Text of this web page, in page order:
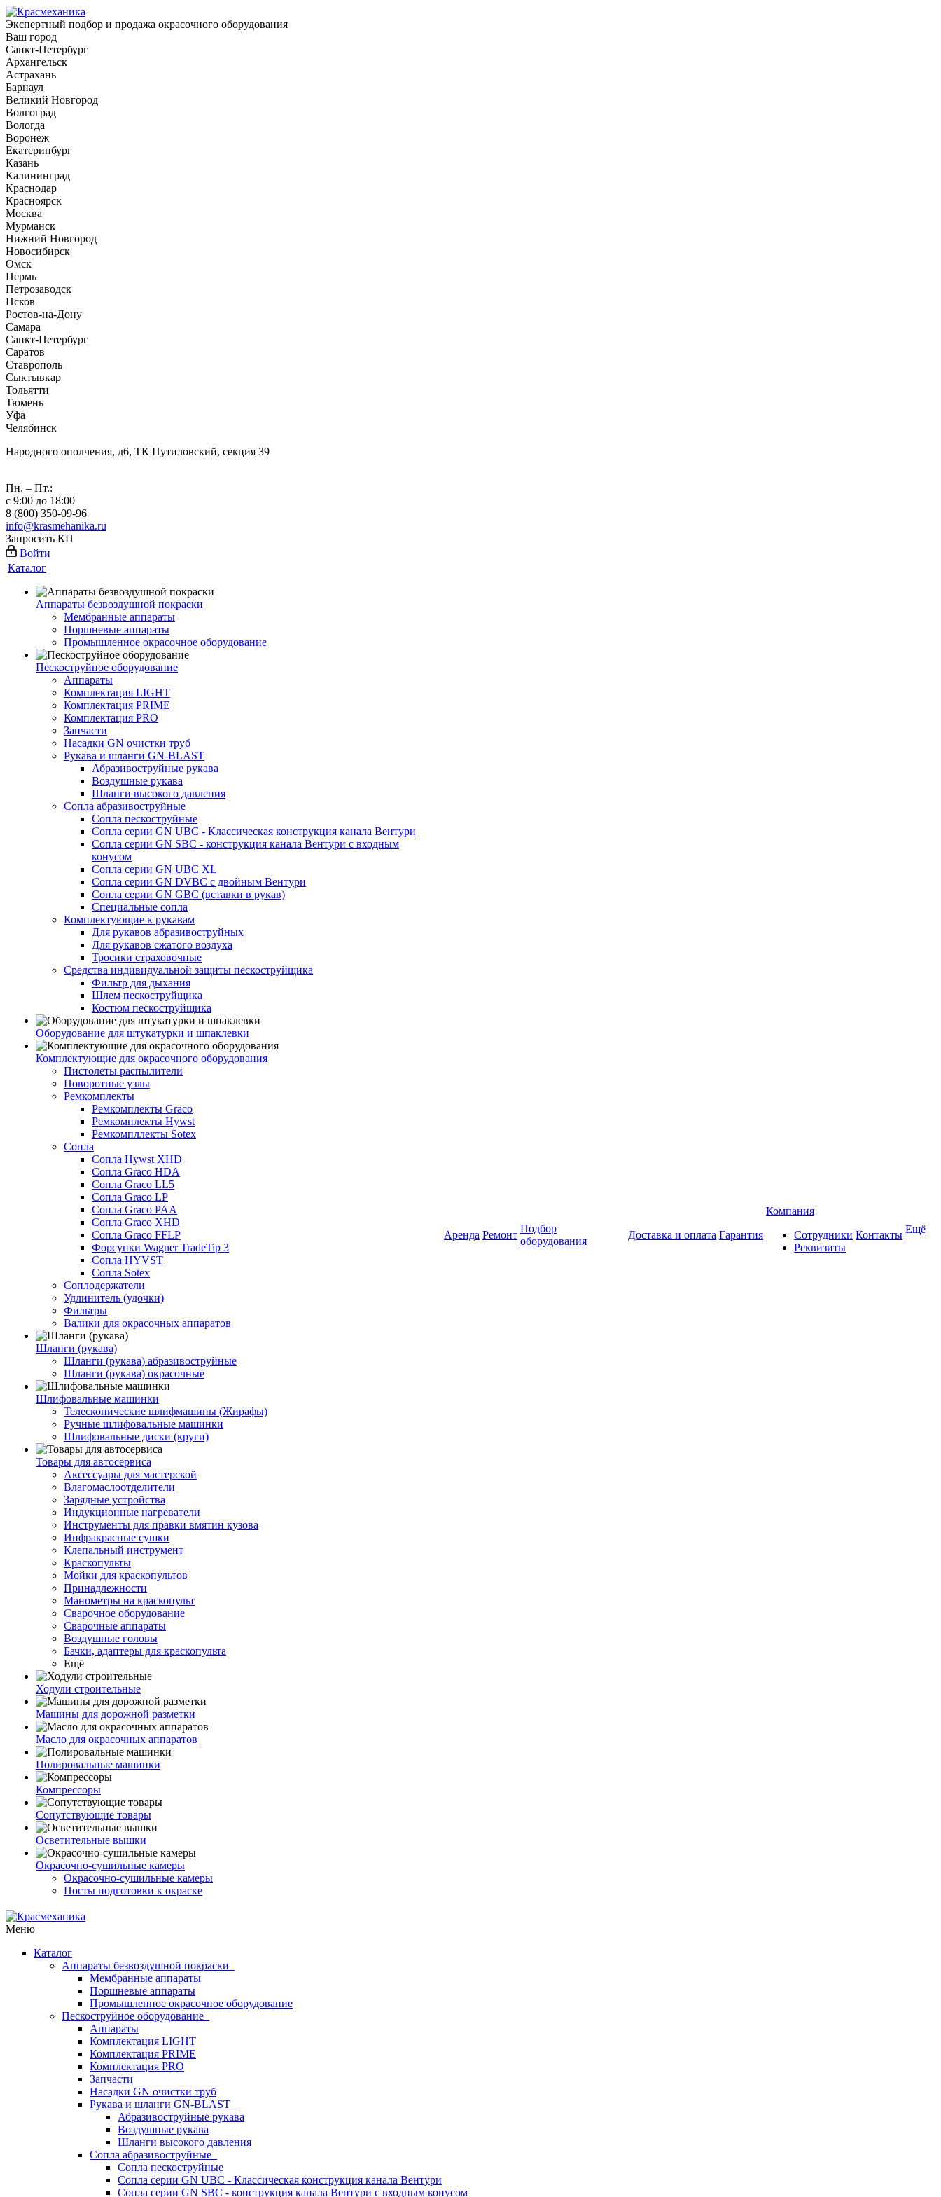
Экспертный подбор и продажа окрасочного оборудования
Ваш город
Санкт-Петербург
Архангельск
Астрахань
Барнаул
Великий Новгород
Волгоград
Вологда
Воронеж
Екатеринбург
Казань
Калининград
Краснодар
Красноярск
Москва
Мурманск
Нижний Новгород
Новосибирск
Омск
Пермь
Петрозаводск
Псков
Ростов-на-Дону
Самара
Санкт-Петербург
Саратов
Ставрополь
Сыктывкар
Тольятти
Тюмень
Уфа
Челябинск
Народного ополчения, д6, ТК Путиловский, секция 39
Пн. – Пт.:
с 9:00 до 18:00
8 (800) 350-09-96
info@krasmehanika.ru
Запросить КП
Войти
Каталог
Аппараты безвоздушной покраски
Мембранные аппараты
Поршневые аппараты
Промышленное окрасочное оборудование
Пескоструйное оборудование
Аппараты
Комплектация LIGHT
Комплектация PRIME
Комплектация PRO
Запчасти
Насадки GN очистки труб
Рукава и шланги GN-BLAST
Абразивоструйные рукава
Воздушные рукава
Шланги высокого давления
Сопла абразивоструйные
Сопла пескоструйные
Сопла серии GN UBC - Классическая конструкция канала Вентури
Сопла серии GN SBC - конструкция канала Вентури c входным
конусом
Сопла серии GN UBC XL
Сопла серии GN DVBC с двойным Вентури
Сопла серии GN GBC (вставки в рукав)
Специальные сопла
Комплектующие к рукавам
Для рукавов абразивоструйных
Для рукавов сжатого воздуха
Тросики страховочные
Средства индивидуальной защиты пескоструйщика
Фильтр для дыхания
Шлем пескоструйщика
Костюм пескоструйщика
Оборудование для штукатурки и шпаклевки
Комплектующие для окрасочного оборудования
Пистолеты распылители
Поворотные узлы
Ремкомплекты
Ремкомплекты Graco
Ремкомплекты Hywst
Ремкомпллекты Sotex
Сопла
Сопла Hywst XHD
Сопла Graco HDA
Сопла Graco LL5
Сопла Graco LP
Сопла Graco PAA
Сопла Graco XHD
Сопла Graco FFLP
Форсунки Wagner TradeTip 3
Сопла HYVST
Сопла Sotex
Соплодержатели
Удлинитель (удочки)
Фильтры
Валики для окрасочных аппаратов
Шланги (рукава)
Шланги (рукава) абразивоструйные
Шланги (рукава) окрасочные
Шлифовальные машинки
Телескопические шлифмашины (Жирафы)
Ручные шлифовальные машинки
Шлифовальные диски (круги)
Товары для автосервиса
Аксессуары для мастерской
Влагомаслоотделители
Зарядные устройства
Индукционные нагреватели
Инструменты для правки вмятин кузова
Инфракрасные сушки
Клепальный инструмент
Краскопульты
Мойки для краскопультов
Принадлежности
Манометры на краскопульт
Сварочное оборудование
Сварочные аппараты
Воздушные головы
Бачки, адаптеры для краскопульта
Ещё
Ходули строительные
Машины для дорожной разметки
Масло для окрасочных аппаратов
Полировальные машинки
Компрессоры
Сопутствующие товары
Осветительные вышки
Окрасочно-сушильные камеры
Окрасочно-сушильные камеры
Посты подготовки к окраске
Аренда Ремонт
Подбор
оборудования
Доставка и оплата Гарантия
Компания
Сотрудники
Реквизиты
Контакты Ещё
Меню
Каталог
Аппараты безвоздушной покраски
Мембранные аппараты
Поршневые аппараты
Промышленное окрасочное оборудование
Пескоструйное оборудование
Аппараты
Комплектация LIGHT
Комплектация PRIME
Комплектация PRO
Запчасти
Насадки GN очистки труб
Рукава и шланги GN-BLAST
Абразивоструйные рукава
Воздушные рукава
Шланги высокого давления
Сопла абразивоструйные
Сопла пескоструйные
Сопла серии GN UBC - Классическая конструкция канала Вентури
Сопла серии GN SBC - конструкция канала Вентури c входным конусом